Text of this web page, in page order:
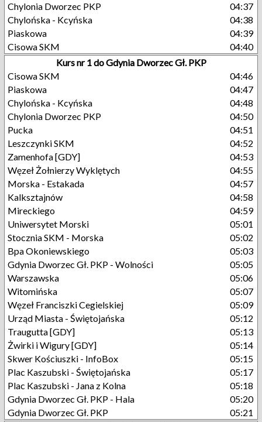
Chylonia Dworzec PKP
04:37
Chylońska - Kcyńska
04:38
Piaskowa
04:39
Cisowa SKM
04:40
Kurs nr 1 do Gdynia Dworzec Gł. PKP
Cisowa SKM
04:46
Piaskowa
04:47
Chylońska - Kcyńska
04:48
Chylonia Dworzec PKP
04:50
Pucka
04:51
Leszczynki SKM
04:52
Zamenhofa [GDY]
04:53
Węzeł Żołnierzy Wyklętych
04:55
Morska - Estakada
04:57
Kalksztajnów
04:58
Mireckiego
04:59
Uniwersytet Morski
05:01
Stocznia SKM - Morska
05:02
Bpa Okoniewskiego
05:03
Gdynia Dworzec Gł. PKP - Wolności
05:05
Warszawska
05:06
Witomińska
05:07
Węzeł Franciszki Cegielskiej
05:09
Urząd Miasta - Świętojańska
05:12
Traugutta [GDY]
05:13
Żwirki i Wigury [GDY]
05:14
Skwer Kościuszki - InfoBox
05:15
Plac Kaszubski - Świętojańska
05:17
Plac Kaszubski - Jana z Kolna
05:18
Gdynia Dworzec Gł. PKP - Hala
05:20
Gdynia Dworzec Gł. PKP
05:21